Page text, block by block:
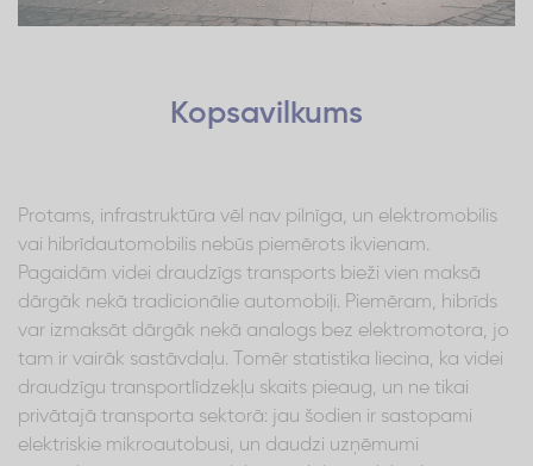
Kopsavilkums
Protams, infrastruktūra vēl nav pilnīga, un elektromobilis
vai hibrīdautomobilis nebūs piemērots ikvienam.
Pagaidām videi draudzīgs transports bieži vien maksā
dārgāk nekā tradicionālie automobiļi. Piemēram, hibrīds
var izmaksāt dārgāk nekā analogs bez elektromotora, jo
tam ir vairāk sastāvdaļu. Tomēr statistika liecina, ka videi
draudzīgu transportlīdzekļu skaits pieaug, un ne tikai
privātajā transporta sektorā: jau šodien ir sastopami
elektriskie mikroautobusi, un daudzi uzņēmumi